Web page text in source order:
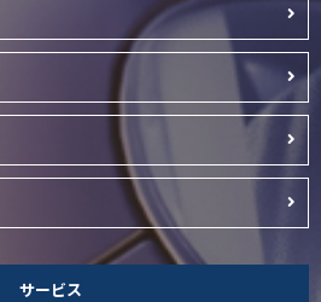
サービス